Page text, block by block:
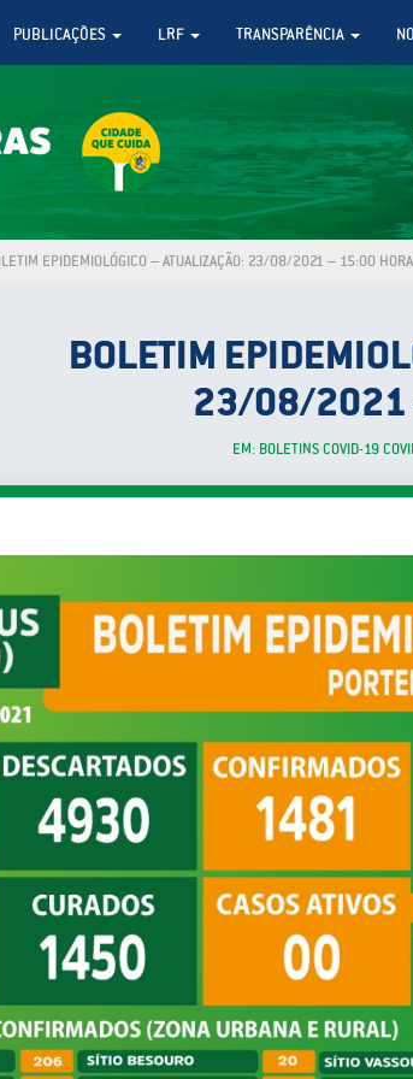
PUBLICAÇÕES LRF TRANSPARÊNCIA
EPIDEMIOLÓGICO – ATUALIZAÇÃO: 23/08/2021 – 15:00
BOLETIM
23/08/2021
EM: BOLETINS COVID-19